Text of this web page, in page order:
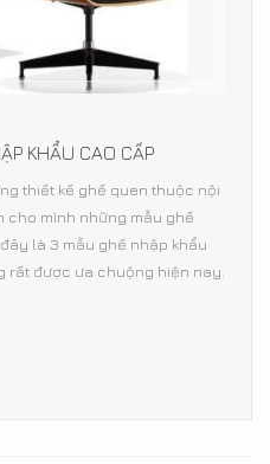
KHẨU CAO CẤP
thiết kế ghế quen thuộc nội
cho mình những mẫu ghế
là 3 mẫu ghế nhập khẩu
rất được ưa chuộng hiện nay.